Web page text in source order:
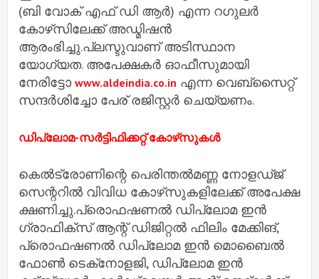
(ബി വോക് എഫ് ഡി ആര്‍) എന്ന റഗുലര്‍
കോഴ്‌സിലേക്ക് അഡ്മിഷന്‍
ആരംഭിച്ചു.പ്ലസ്ടുവാണ് അടിസ്ഥാന
യോഗ്യത. അപേക്ഷകര്‍ ഓഫീസുമായി
നേരിട്ടോ www.aldeindia.co.in എന്ന വെബ്‌സൈറ്റ്
സന്ദര്‍ശിച്ചോ പേര് രജിസ്റ്റര്‍ ചെയ്യണം.
ഡിപ്ലോമ-സര്‍ട്ടിഫിക്കറ്റ് കോഴ്‌സുകള്‍
കെല്‍ട്രോണിന്റെ പെരിന്തല്‍മണ്ണ നോളഡ്ജ്
സെന്ററില്‍ വിവിധ കോഴ്‌സുകളിലേക്ക് അപേക്ഷ
ക്ഷണിച്ചു.പ്രൊഫഷണല്‍ ഡിപ്ലോമ ഇന്‍
ഗ്രാഫിക്‌സ് ആന്റ് ഡിജിറ്റല്‍ ഫിലിം മേക്കിങ്,
പ്രൊഫഷണല്‍ ഡിപ്ലോമ ഇന്‍ മൊബൈല്‍
ഫോണ്‍ ടെക്‌നോളജി, ഡിപ്ലോമ ഇന്‍